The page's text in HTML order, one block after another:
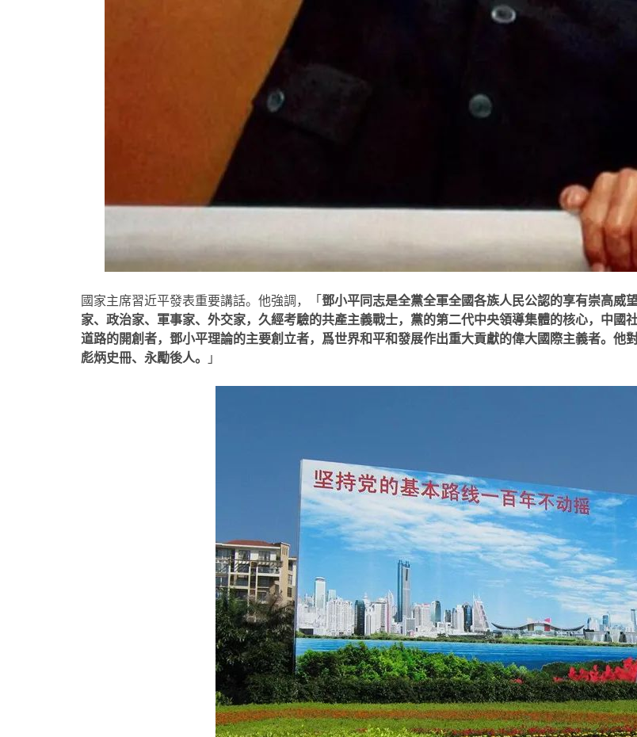
國家主席習近平發表重要講話。他強調，「鄧小平同志是全黨全軍全國各族人民公認的享有崇高威
家、政治家、軍事家、外交家，久經考驗的共產主義戰士，黨的第二代中央領導集體的核心，中
道路的開創者，鄧小平理論的主要創立者，爲世界和平和發展作出重大貢獻的偉大國際主義者。
彪炳史冊、永勵後人。 」